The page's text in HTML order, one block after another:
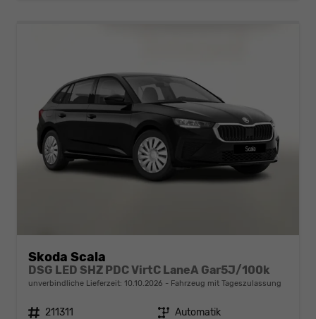
Skoda Scala
DSG LED SHZ PDC VirtC LaneA Gar5J/100k
unverbindliche Lieferzeit: 10.10.2026 Fahrzeug mit Tageszulassung
Fahrzeugnr. 211311 Getriebe Automatik